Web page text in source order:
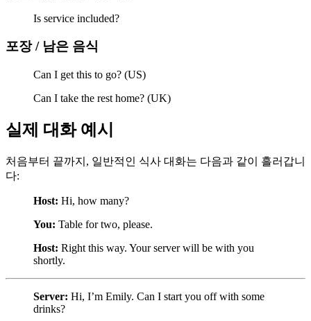
Is service included?
포장 / 남은 음식
Can I get this to go? (US)
Can I take the rest home? (UK)
실제 대화 예시
처음부터 끝까지, 일반적인 식사 대화는 다음과 같이 흘러갑니
다:
Host: Hi, how many?
You: Table for two, please.
Host: Right this way. Your server will be with you
shortly.
Server: Hi, I’m Emily. Can I start you off with some
drinks?